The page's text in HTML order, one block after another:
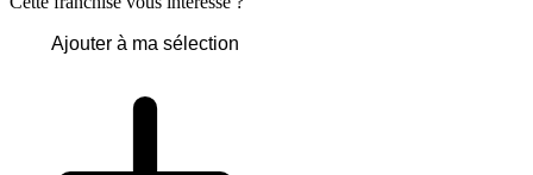
Ajouter à ma sélection